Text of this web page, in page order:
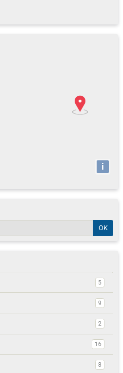
i
OK
5
9
2
16
8